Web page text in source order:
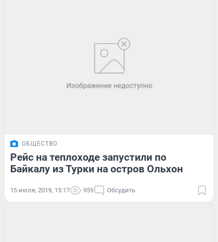
ОБЩЕСТВО
Рейс на теплоходе запустили по
Байкалу из Турки на остров Ольхон
15 июля, 2019, 15:17 959 Обсудить